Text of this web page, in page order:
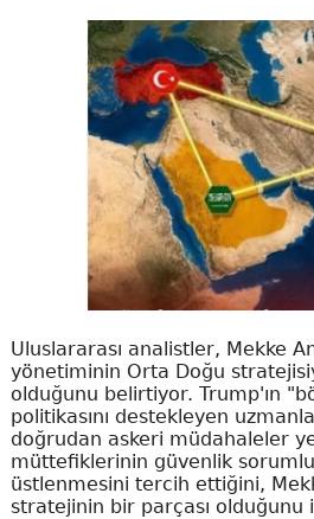
Uluslararası analistler, Mekke
yönetiminin Orta Doğu
olduğunu belirtiyor. Trump'ın
politikasını destekleyen
doğrudan askeri müdahaleler
müttefiklerinin güvenlik
üstlenmesini tercih ettiğini,
stratejinin bir parçası olduğunu